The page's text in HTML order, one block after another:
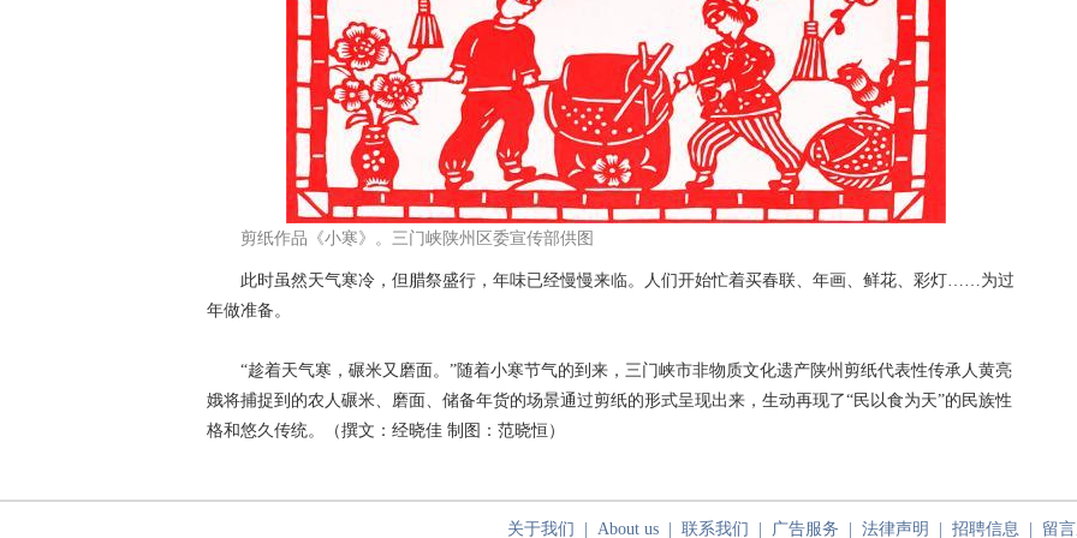
剪纸作品《小寒》。三门峡陕州区委宣传部供图
此时虽然天气寒冷，但腊祭盛行，年味已经慢慢来临。人们开始忙着买春联、年画、鲜花、彩灯……为过
年做准备。
“趁着天气寒，碾米又磨面。”随着小寒节气的到来，三门峡市非物质文化遗产陕州剪纸代表性传承人黄亮
娥将捕捉到的农人碾米、磨面、储备年货的场景通过剪纸的形式呈现出来，生动再现了“民以食为天”的民族性
格和悠久传统。（撰文：经晓佳 制图：范晓恒）
关于我们 About us| 联系我们 广告服务 法律声明 招聘信息 留